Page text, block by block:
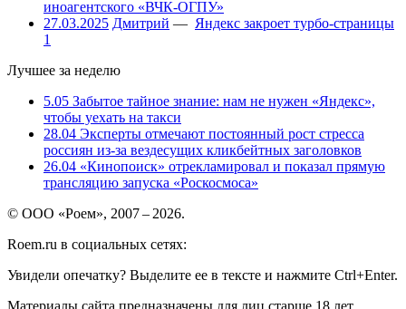
иноагентского «ВЧК-ОГПУ»
27.03.2025 Дмитрий — Яндекс закроет турбо-страницы
1
Лучшее за неделю
5.05 Забытое тайное знание: нам не нужен «Яндекс»,
чтобы уехать на такси
28.04 Эксперты отмечают постоянный рост стресса
россиян из-за вездесущих кликбейтных заголовков
26.04 «Кинопоиск» отрекламировал и показал прямую
трансляцию запуска «Роскосмоса»
© ООО «Роем», 2007 – 2026.
Roem.ru в социальных сетях:
Увидели опечатку? Выделите ее в тексте и нажмите Ctrl+Enter.